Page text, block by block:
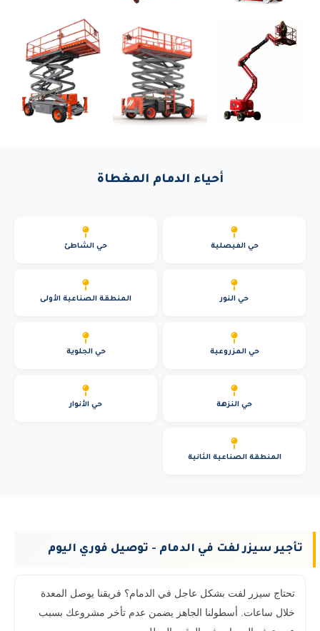
أحياء الدمام المغطاة
حي الفيصلية حي الشاطئ
حي النور المنطقة الصناعية الأولى
حي المزروعية حي الجلوية
حي النزهة حي الأنوار
المنطقة الصناعية الثانية
تأجير سيزر لفت في الدمام - توصيل فوري اليوم
تحتاج سيزر لفت بشكل عاجل في الدمام؟ فريقنا يوصل المعدة
خلال ساعات. أسطولنا الجاهز يضمن عدم تأخر مشروعك بسبب